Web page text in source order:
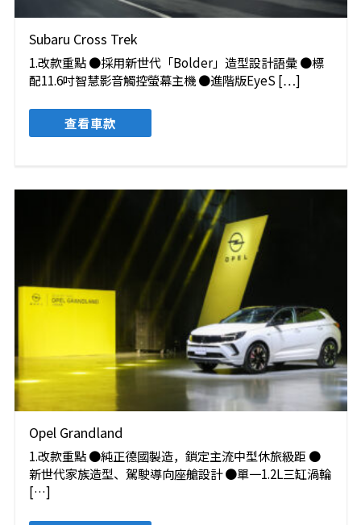
Subaru Cross Trek
1.改款重點 ●採用新世代「Bolder」造型設計語彙 ●標
配11.6吋智慧影音觸控螢幕主機 ●進階版EyeS […]
查看車款
Opel Grandland
1.改款重點 ●純正德國製造，鎖定主流中型休旅級距 ●
新世代家族造型、駕駛導向座艙設計 ●單一1.2L三缸渦輪
[…]